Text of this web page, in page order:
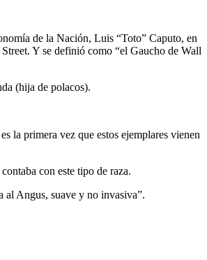
de la Nación, Luis “Toto” Caputo, en
Y se definió como “el Gaucho de Wall
(hija de polacos).
la primera vez que estos ejemplares vienen
con este tipo de raza.
al Angus, suave y no invasiva”.